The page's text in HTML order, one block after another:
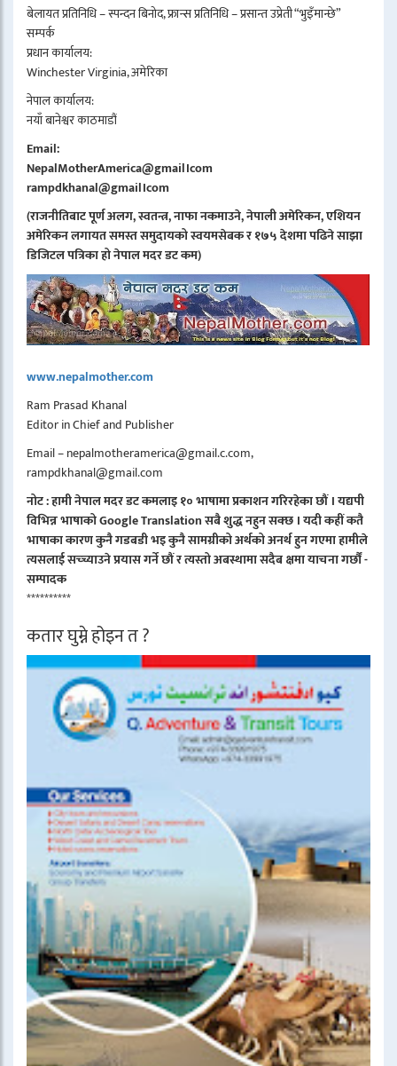
बेलायत प्रतिनिधि – स्पन्दन बिनोद, फ्रान्स प्रतिनिधि – प्रसान्त उप्रेती “भुइँमान्छे”
सम्पर्क
प्रधान कार्यालय:
Winchester Virginia, अमेरिका
नेपाल कार्यालय:
नयाँ बानेश्वर काठमाडौं
Email:
NepalMotherAmerica@gmail।com
rampdkhanal@gmail।com
(राजनीतिबाट पूर्ण अलग, स्वतन्त्र, नाफा नकमाउने, नेपाली अमेरिकन, एशियन
अमेरिकन लगायत समस्त समुदायको स्वयमसेबक र १७५ देशमा पढिने साझा
डिजिटल पत्रिका हो नेपाल मदर डट कम)
www.nepalmother.com
Ram Prasad Khanal
Editor in Chief and Publisher
Email – nepalmotheramerica@gmail.c.com,
rampdkhanal@gmail.com
नोट : हामी नेपाल मदर डट कमलाइ १० भाषामा प्रकाशन गरिरहेका छौं । यद्यपी
विभिन्न भाषाको Google Translation सबै शुद्ध नहुन सक्छ । यदी कहीं कतै
भाषाका कारण कुनै गडबडी भइ कुनै सामग्रीको अर्थको अनर्थ हुन गएमा हामीले
त्यसलाई सच्च्याउने प्रयास गर्ने छौं र त्यस्तो अबस्थामा सदैब क्षमा याचना गर्छौं -
सम्पादक
**********
कतार घुम्ने होइन त ?